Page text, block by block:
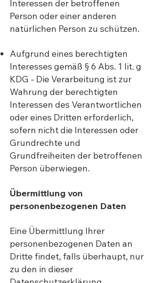
Interessen der betroffenen
Person oder einer anderen
natürlichen Person zu schützen.
Aufgrund eines berechtigten
Interesses gemäß § 6 Abs. 1 lit. g
KDG - Die Verarbeitung ist zur
Wahrung der berechtigten
Interessen des Verantwortlichen
oder eines Dritten erforderlich,
sofern nicht die Interessen oder
Grundrechte und
Grundfreiheiten der betroffenen
Person überwiegen.
Übermittlung von
personenbezogenen Daten
Eine Übermittlung Ihrer
personenbezogenen Daten an
Dritte findet, falls überhaupt, nur
zu den in dieser